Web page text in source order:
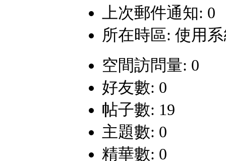
上次郵件通知: 0
所在時區: 使用
空間訪問量: 0
好友數: 0
帖子數: 19
主題數: 0
精華數: 0